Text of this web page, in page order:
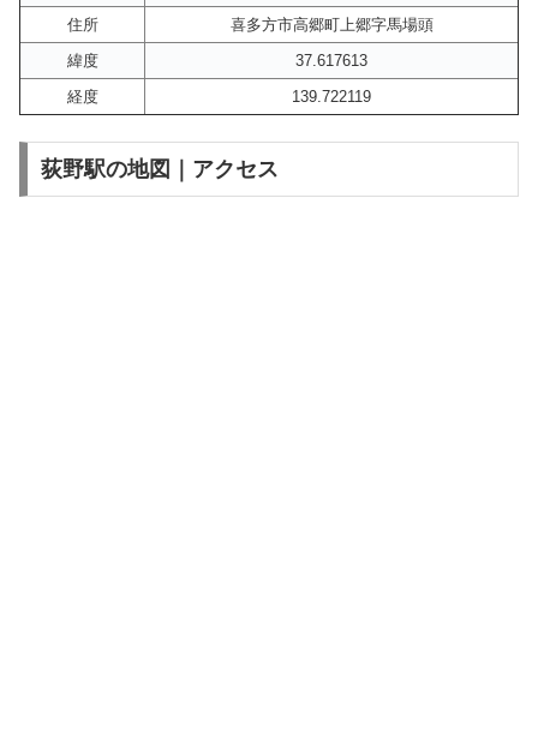
住所
喜多方市高郷町上郷字馬場頭
緯度
37.617613
経度
139.722119
荻野駅の地図｜アクセス